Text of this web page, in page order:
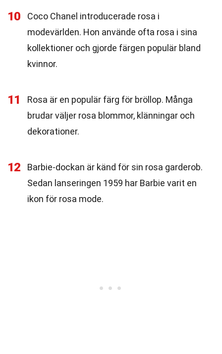
10
Coco Chanel introducerade rosa i
modevärlden. Hon använde ofta rosa i sina
kollektioner och gjorde färgen populär bland
kvinnor.
11
Rosa är en populär färg för bröllop. Många
brudar väljer rosa blommor, klänningar och
dekorationer.
12
Barbie-dockan är känd för sin rosa garderob.
Sedan lanseringen 1959 har Barbie varit en
ikon för rosa mode.